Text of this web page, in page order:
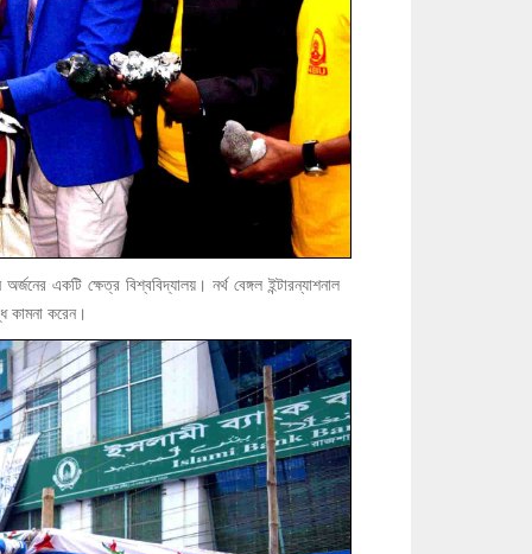
একটি ক্ষেত্র বিশ্ববিদ্যালয়। নর্থ বেঙ্গল ইন্টারন্যাশনাল
কামনা করেন।